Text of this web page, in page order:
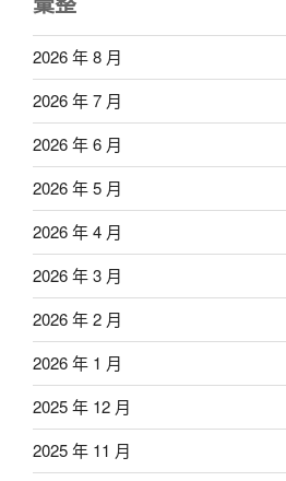
2026 年 8 月
2026 年 7 月
2026 年 6 月
2026 年 5 月
2026 年 4 月
2026 年 3 月
2026 年 2 月
2026 年 1 月
2025 年 12 月
2025 年 11 月